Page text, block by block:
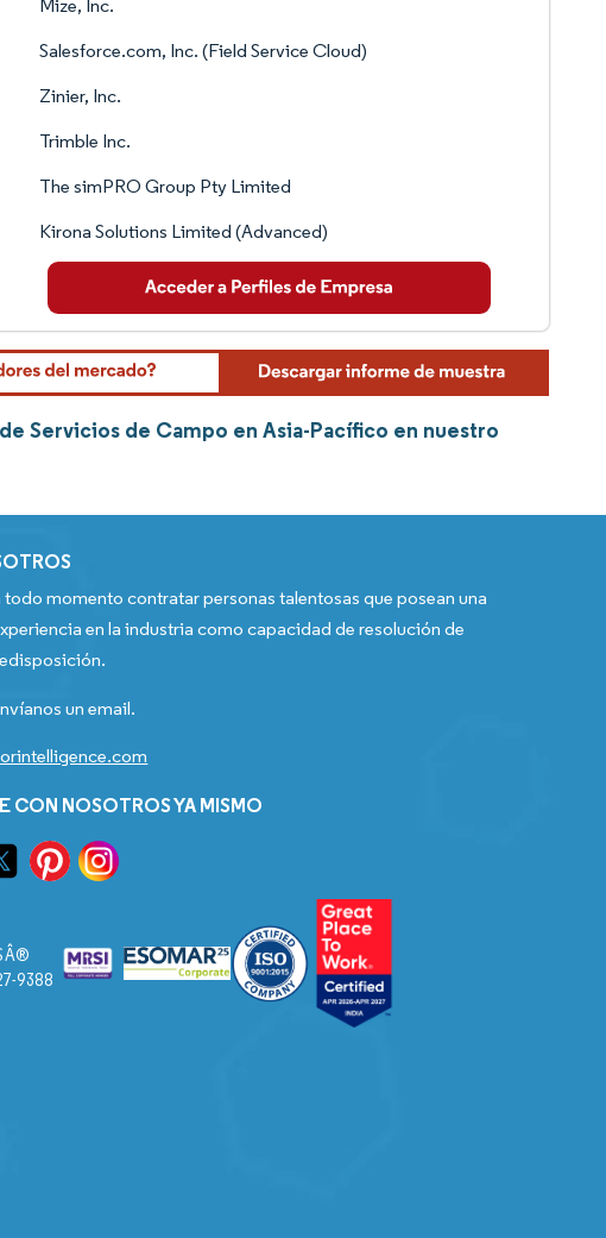
Mize, Inc.
Salesforce.com, Inc. (Field Service Cloud)
Zinier, Inc.
Trimble Inc.
The simPRO Group Pty Limited
Kirona Solutions Limited (Advanced)
Servicios de Campo en Asia-Pacífico en nuestro
momento contratar personas talentosas que posean una
en la industria como capacidad de resolución de
un email.
CON NOSOTROS YA MISMO
9388